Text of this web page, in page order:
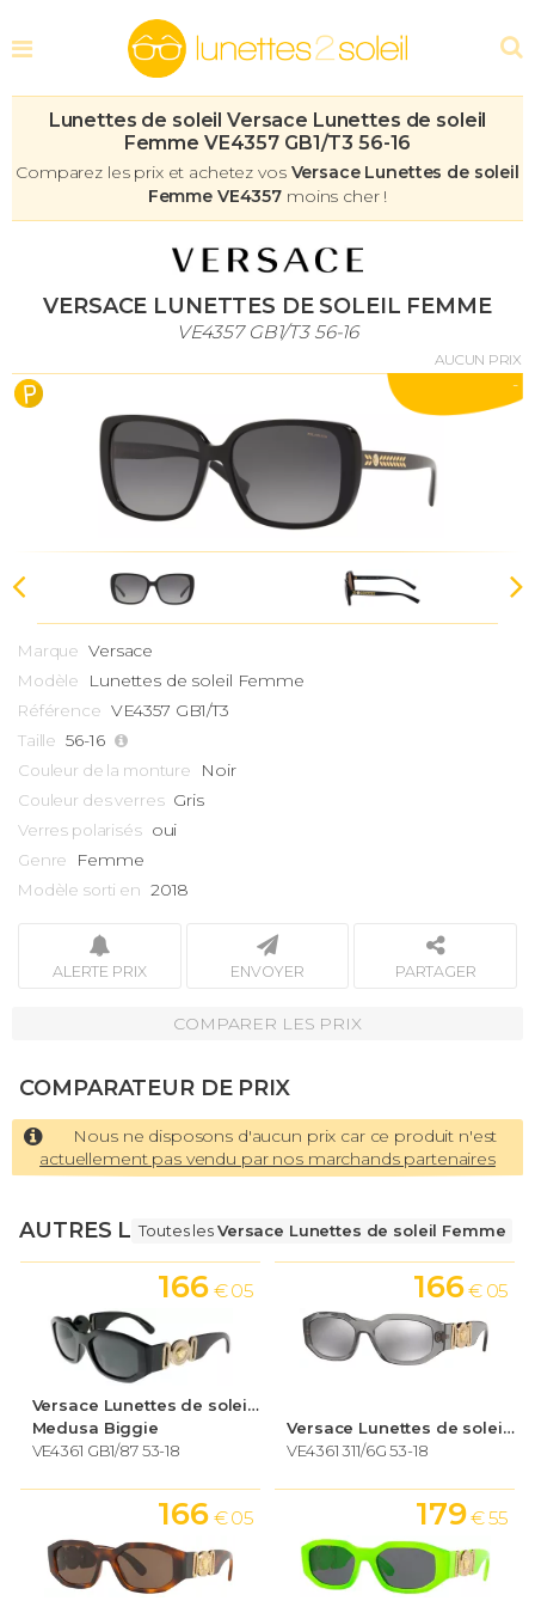
Lunettes de soleil Versace Lunettes de soleil
Femme VE4357 GB1/T3 56-16
Comparez les prix et achetez vos Versace Lunettes de soleil
Femme VE4357 moins cher !
VERSACE LUNETTES DE SOLEIL FEMME
VE4357 GB1/T3 56-16
AUCUN PRIX
-
Marque Versace
Modèle Lunettes de soleil Femme
Référence VE4357 GB1/T3
Taille 56-16
Couleur de la monture Noir
Couleur des verres Gris
Verres polarisés oui
Genre Femme
Modèle sorti en 2018
ALERTE PRIX ENVOYER PARTAGER
COMPARER LES PRIX
COMPARATEUR DE PRIX
Nous ne disposons d'aucun prix car ce produit n'est
actuellement pas vendu par nos marchands partenaires
AUTRES LUNETTES
Toutes lesVersace Lunettes de soleil Femme
Versace Lunettes de soleil Femme
Medusa Biggie
VE4361 GB1/87 53-18
166 € 05
Versace Lunettes de soleil Femme
VE4361 311/6G 53-18
166 € 05
166 € 05 179 € 55